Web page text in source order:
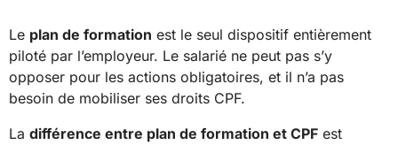
Le plan de formation est le seul dispositif entièrement
piloté par l’employeur. Le salarié ne peut pas s’y
opposer pour les actions obligatoires, et il n’a pas
besoin de mobiliser ses droits CPF.
La différence entre plan de formation et CPF est